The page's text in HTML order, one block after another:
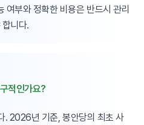
여부와 정확한 비용은 반드시 관리
니다.
적인가요?
. 2026년 기준, 봉안당의 최초 사